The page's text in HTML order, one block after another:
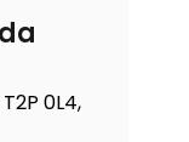
0L4,